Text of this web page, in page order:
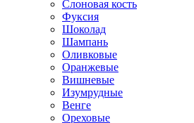
Слоновая кость
Фуксия
Шоколад
Шампань
Оливковые
Оранжевые
Вишневые
Изумрудные
Венге
Ореховые